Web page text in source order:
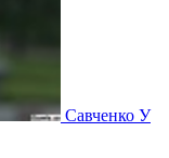
Савченко У